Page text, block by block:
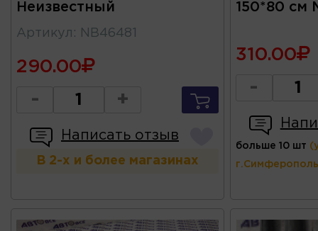
Неизвестный
Артикул : NB46481
290.00
- +
Написать отзыв
В 2-х и более магазинах
150*80 см
310.00
-
больше 10 шт